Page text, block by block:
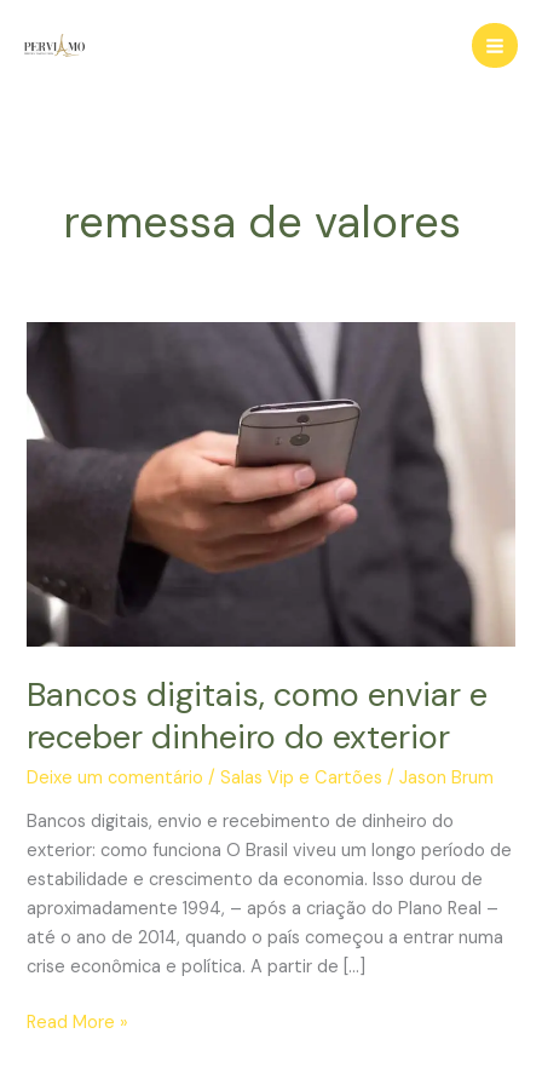
para
remessa de valores
Bancos digitais, como enviar e
receber dinheiro do exterior
Deixe um comentário /Salas Vip e Cartões /Jason Brum
Bancos digitais, envio e recebimento de dinheiro do
exterior: como funciona O Brasil viveu um longo período de
estabilidade e crescimento da economia. Isso durou de
aproximadamente 1994, – após a criação do Plano Real –
até o ano de 2014, quando o país começou a entrar numa
crise econômica e política. A partir de […]
Bancos
Read More »